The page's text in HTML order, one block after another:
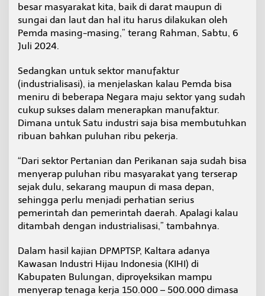
s
t
a
besar masyarakat kita, baik di darat maupun di
sungai dan laut dan hal itu harus dilakukan oleh
Pemda masing-masing,” terang Rahman, Sabtu, 6
Juli 2024.
Sedangkan untuk sektor manufaktur
(industrialisasi), ia menjelaskan kalau Pemda bisa
meniru di beberapa Negara maju sektor yang sudah
cukup sukses dalam menerapkan manufaktur.
Dimana untuk Satu industri saja bisa membutuhkan
ribuan bahkan puluhan ribu pekerja.
“Dari sektor Pertanian dan Perikanan saja sudah bisa
menyerap puluhan ribu masyarakat yang terserap
sejak dulu, sekarang maupun di masa depan,
sehingga perlu menjadi perhatian serius
pemerintah dan pemerintah daerah. Apalagi kalau
ditambah dengan industrialisasi,” tambahnya.
Dalam hasil kajian DPMPTSP, Kaltara adanya
Kawasan Industri Hijau Indonesia (KIHI) di
Kabupaten Bulungan, diproyeksikan mampu
menyerap tenaga kerja 150.000 – 500.000 dimasa